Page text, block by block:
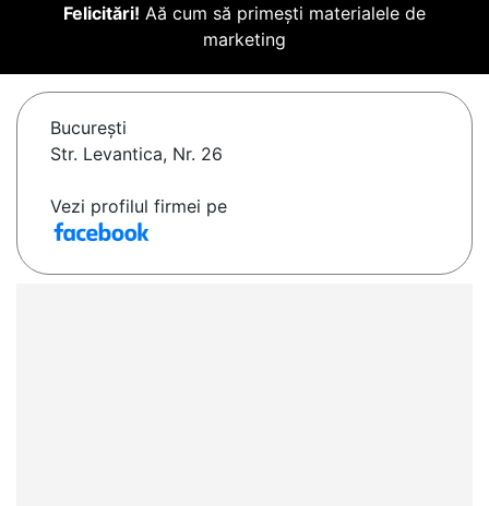
Felicitări! Aă cum să primești materialele de
marketing
Bucureşti
Str. Levantica, Nr. 26
Vezi profilul firmei pe